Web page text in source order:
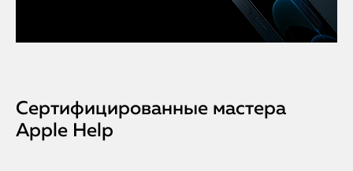
Сертифицированные мастера
Apple Help